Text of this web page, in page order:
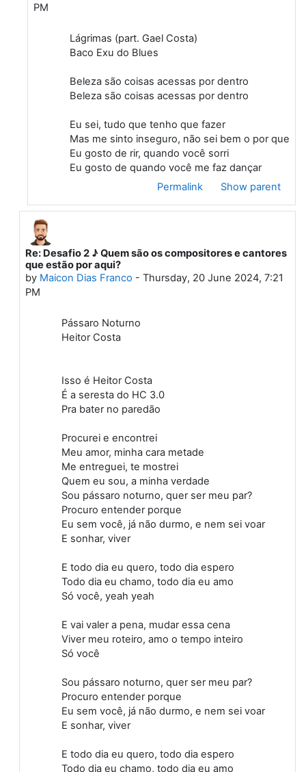
PM
Lágrimas (part. Gael Costa)
Baco Exu do Blues
Beleza são coisas acessas por dentro
Beleza são coisas acessas por dentro
Eu sei, tudo que tenho que fazer
Mas me sinto inseguro, não sei bem o por que
Eu gosto de rir, quando você sorri
Eu gosto de quando você me faz dançar
Permalink
Show parent
In reply to First post
Re: Desafio 2 ♪ Quem são os compositores e cantores
que estão por aqui?
by Maicon Dias Franco - Thursday, 20 June 2024, 7:21
PM
Pássaro Noturno
Heitor Costa
Isso é Heitor Costa
É a seresta do HC 3.0
Pra bater no paredão
Procurei e encontrei
Meu amor, minha cara metade
Me entreguei, te mostrei
Quem eu sou, a minha verdade
Sou pássaro noturno, quer ser meu par?
Procuro entender porque
Eu sem você, já não durmo, e nem sei voar
E sonhar, viver
E todo dia eu quero, todo dia espero
Todo dia eu chamo, todo dia eu amo
Só você, yeah yeah
E vai valer a pena, mudar essa cena
Viver meu roteiro, amo o tempo inteiro
Só você
Sou pássaro noturno, quer ser meu par?
Procuro entender porque
Eu sem você, já não durmo, e nem sei voar
E sonhar, viver
E todo dia eu quero, todo dia espero
Todo dia eu chamo, todo dia eu amo